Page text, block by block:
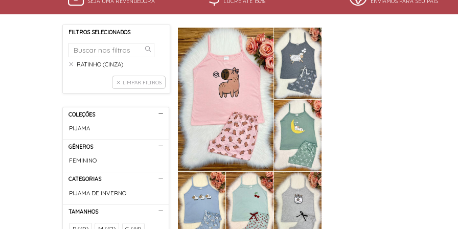
FILTROS SELECIONADOS
RATINHO (CINZA)
LIMPAR FILTROS
COLEÇÕES
PIJAMA
GÊNEROS
FEMININO
CATEGORIAS
PIJAMA DE INVERNO
TAMANHOS